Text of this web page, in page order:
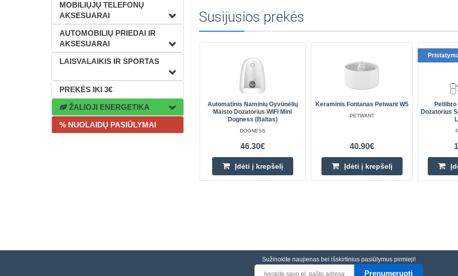
MOBILIŲJŲ TELEFONŲ
AKSESUARAI
AUTOMOBILIŲ PRIEDAI IR
AKSESUARAI
LAISVALAIKIS IR SPORTAS
PREKĖS IKI 3€
ŽALIOJI ENERGETIKA
% NUOLAIDŲ PASIŪLYMAI
Susijusios prekės
Automatinis Naminių Gyvūnėlių
Maisto Dozatorius WIFI Mini
Dogness (baltas)
DOGNESS
46.30€
Įdėti į krepšelį
Keraminis Fontanas Petwant W5
PETWANT
40.90€
Įdėti į krepšelį
Dozatorius
Sužinokite naujienas bei išskirtinius pasiūlymus pirmieji!
Prenumeruoti